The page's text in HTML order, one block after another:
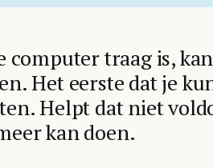
computer traag is,
Het eerste dat je
Helpt dat niet
kan doen.